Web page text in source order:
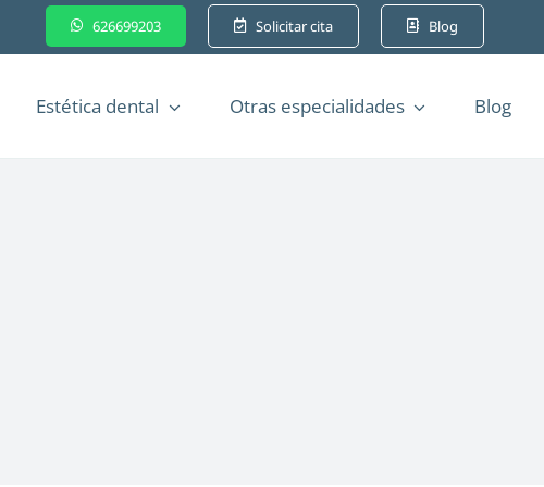
626699203 Solicitar cita Blog
Estética dental Otras especialidades Blog